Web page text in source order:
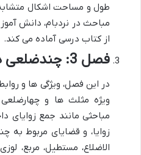
طول و مساحت اشکال
مباحث در نردبام، دانش آموز
از کتاب درسی آماده می کند.
فصل 3: چندضلعی ها
در این فصل، ویژگی ها و
ویژه مثلث ها و چهارضلعی
مباحثی مانند جمع زوایای
زوایا، و قضایای مربوط
الاضلاع، مستطیل، مربع،